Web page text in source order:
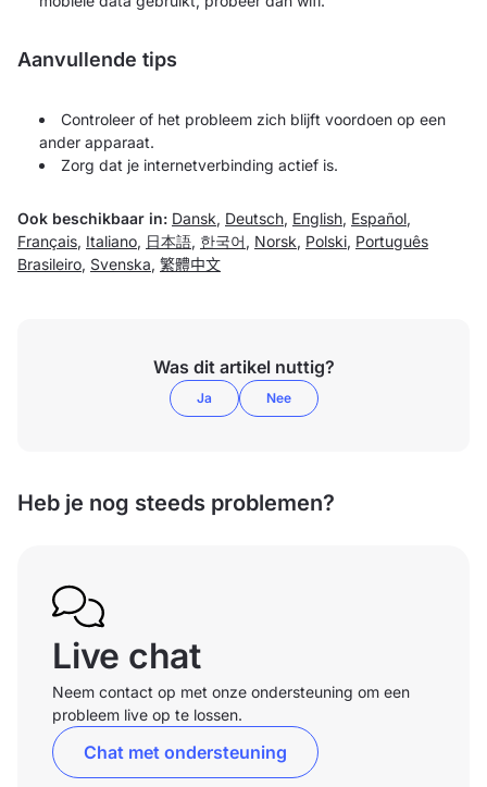
Aanvullende tips
Controleer of het probleem zich blijft voordoen op een
ander apparaat.
Zorg dat je internetverbinding actief is.
Ook beschikbaar in: Dansk, Deutsch, English, Español,
Français, Italiano, 日本語, 한국어 , Norsk, Polski, Português
Brasileiro, Svenska, 繁體中文
Was dit artikel nuttig?
Ja Nee
Heb je nog steeds problemen?
Live chat
Neem contact op met onze ondersteuning om een
probleem live op te lossen.
Chat met ondersteuning